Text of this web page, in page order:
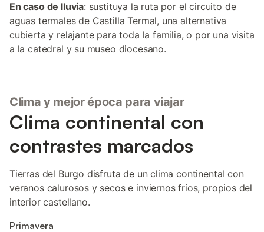
En caso de lluvia: sustituya la ruta por el circuito de
aguas termales de Castilla Termal, una alternativa
cubierta y relajante para toda la familia, o por una visita
a la catedral y su museo diocesano.
Clima y mejor época para viajar
Clima continental con
contrastes marcados
Tierras del Burgo disfruta de un clima continental con
veranos calurosos y secos e inviernos fríos, propios del
interior castellano.
Primavera